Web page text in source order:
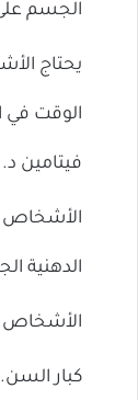
الجسم على
يحتاج
الوقت
فيتامين د.
الأشخاص
الدهنية
الأشخاص
كبار